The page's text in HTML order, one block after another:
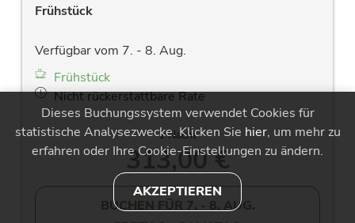
Frühstück
Verfügbar vom 7. - 8. Aug.
Frühstück
Nicht rückerstattbare Rate
1 Nacht
313,00 €
BUCHEN FÜR 7. - 8. AUG.
Dieses Buchungssystem verwendet Cookies für
statistische Analysezwecke. Klicken Sie hier, um mehr zu
erfahren oder Ihre Cookie-Einstellungen zu ändern.
AKZEPTIEREN